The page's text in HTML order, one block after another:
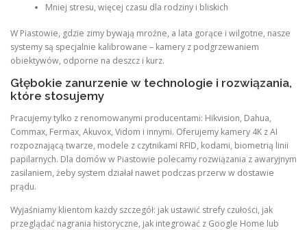
Mniej stresu, więcej czasu dla rodziny i bliskich
W Piastowie, gdzie zimy bywają mroźne, a lata gorące i wilgotne, nasze
systemy są specjalnie kalibrowane – kamery z podgrzewaniem
obiektywów, odporne na deszcz i kurz.
Głębokie zanurzenie w technologie i rozwiązania,
które stosujemy
Pracujemy tylko z renomowanymi producentami: Hikvision, Dahua,
Commax, Fermax, Akuvox, Vidom i innymi. Oferujemy kamery 4K z AI
rozpoznającą twarze, modele z czytnikami RFID, kodami, biometrią linii
papilarnych. Dla domów w Piastowie polecamy rozwiązania z awaryjnym
zasilaniem, żeby system działał nawet podczas przerw w dostawie
prądu.
Wyjaśniamy klientom każdy szczegół: jak ustawić strefy czułości, jak
przeglądać nagrania historyczne, jak integrować z Google Home lub